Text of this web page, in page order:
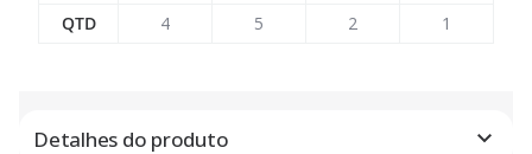
QTD
4 5 2 1
Detalhes do produto